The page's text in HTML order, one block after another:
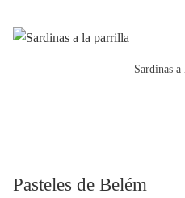
Sardinas
Pasteles de Belém